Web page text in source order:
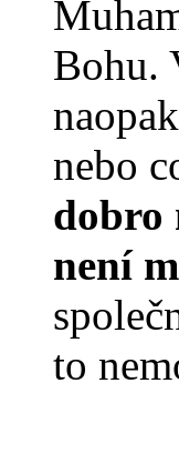
Bohu.
nebo
dobro
není
to